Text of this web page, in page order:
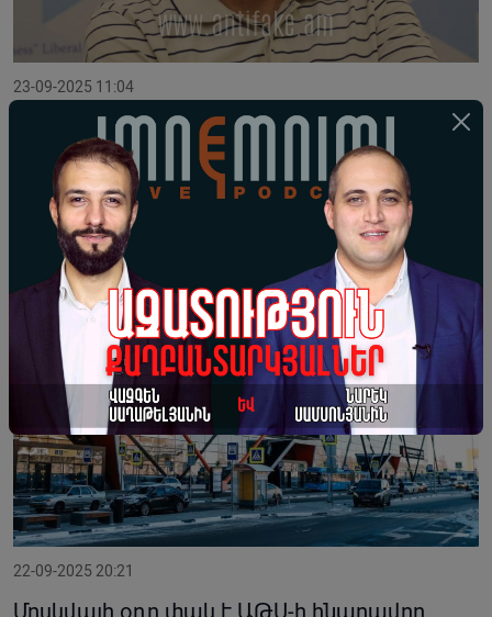
23-09-2025 11:04
Միջազգային մակարդակով ամրագրված է,
թե ինչպե՞ս և ե՞րբ է Փաշինյանը ճանաչել
Արցախն Ադրբեջանի կազմում
22-09-2025 20:21
Մոսկվայի օդը փակ է ԱԹՍ-ի հնարավոր